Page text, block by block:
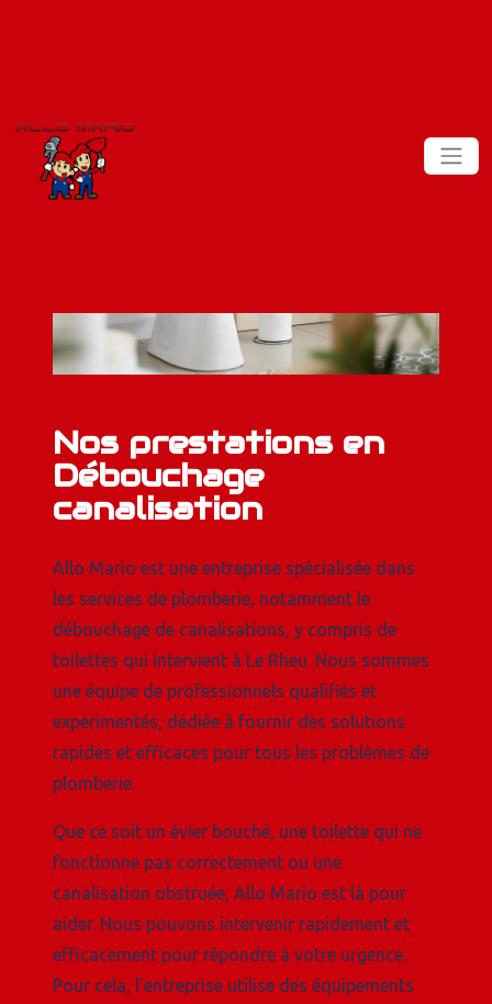
Nos prestations en
Débouchage
canalisation
Allo Mario est une entreprise spécialisée dans
les services de plomberie, notamment le
débouchage de canalisations, y compris de
toilettes qui intervient à Le Rheu. Nous sommes
une équipe de professionnels qualifiés et
expérimentés, dédiée à fournir des solutions
rapides et efficaces pour tous les problèmes de
plomberie.
Que ce soit un évier bouché, une toilette qui ne
fonctionne pas correctement ou une
canalisation obstruée, Allo Mario est là pour
aider. Nous pouvons intervenir rapidement et
efficacement pour répondre à votre urgence.
Pour cela, l’entreprise utilise des équipements